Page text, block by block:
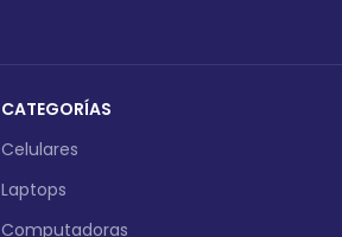
CATEGORÍAS
Celulares
Laptops
Computadoras